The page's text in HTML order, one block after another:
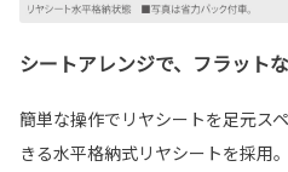
シートアレンジで、フラット
簡単な操作でリヤシートを足元ス
きる水平格納式リヤシートを採用